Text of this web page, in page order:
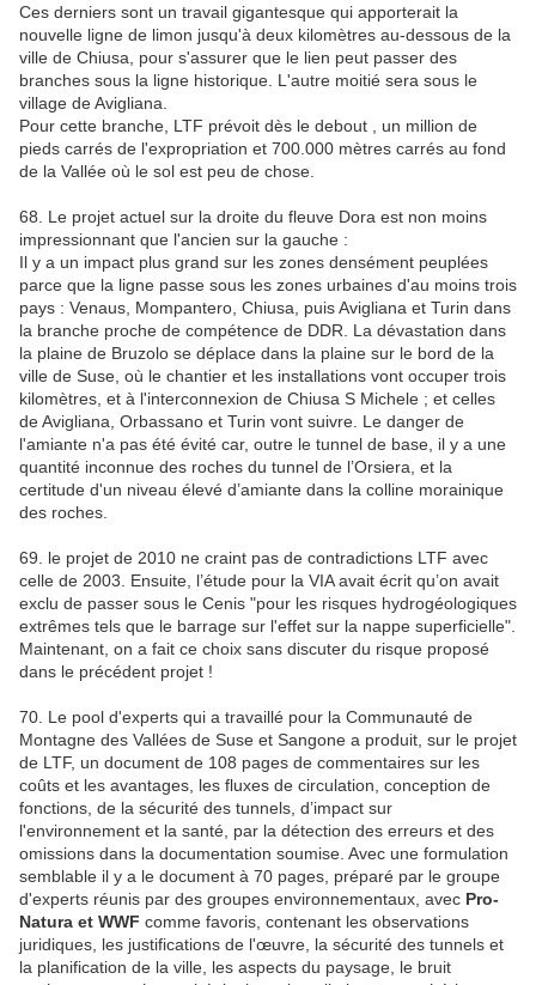
Ces derniers sont un travail gigantesque qui apporterait la
nouvelle ligne de limon jusqu'à deux kilomètres au-dessous de la
ville de Chiusa, pour s'assurer que le lien peut passer des
branches sous la ligne historique. L'autre moitié sera sous le
village de Avigliana.
Pour cette branche, LTF prévoit dès le debout , un million de
pieds carrés de l'expropriation et 700.000 mètres carrés au fond
de la Vallée où le sol est peu de chose.
68. Le projet actuel sur la droite du fleuve Dora est non moins
impressionnant que l'ancien sur la gauche :
Il y a un impact plus grand sur les zones densément peuplées
parce que la ligne passe sous les zones urbaines d'au moins trois
pays : Venaus, Mompantero, Chiusa, puis Avigliana et Turin dans
la branche proche de compétence de DDR. La dévastation dans
la plaine de Bruzolo se déplace dans la plaine sur le bord de la
ville de Suse, où le chantier et les installations vont occuper trois
kilomètres, et à l'interconnexion de Chiusa S Michele ; et celles
de Avigliana, Orbassano et Turin vont suivre. Le danger de
l'amiante n'a pas été évité car, outre le tunnel de base, il y a une
quantité inconnue des roches du tunnel de l’Orsiera, et la
certitude d'un niveau élevé d’amiante dans la colline morainique
des roches.
69. le projet de 2010 ne craint pas de contradictions LTF avec
celle de 2003. Ensuite, l’étude pour la VIA avait écrit qu’on avait
exclu de passer sous le Cenis "pour les risques hydrogéologiques
extrêmes tels que le barrage sur l'effet sur la nappe superficielle".
Maintenant, on a fait ce choix sans discuter du risque proposé
dans le précédent projet !
70. Le pool d'experts qui a travaillé pour la Communauté de
Montagne des Vallées de Suse et Sangone a produit, sur le projet
de LTF, un document de 108 pages de commentaires sur les
coûts et les avantages, les fluxes de circulation, conception de
fonctions, de la sécurité des tunnels, d’impact sur
l'environnement et la santé, par la détection des erreurs et des
omissions dans la documentation soumise. Avec une formulation
semblable il y a le document à 70 pages, préparé par le groupe
d'experts réunis par des groupes environnementaux, avec Pro-
Natura et WWF comme favoris, contenant les observations
juridiques, les justifications de l'œuvre, la sécurité des tunnels et
la planification de la ville, les aspects du paysage, le bruit